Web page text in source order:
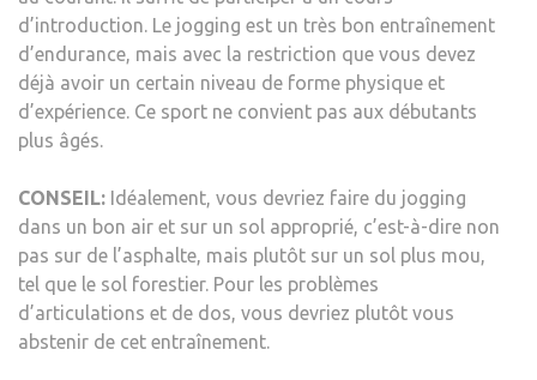
d’introduction. Le jogging est un très bon entraînement
d’endurance, mais avec la restriction que vous devez
déjà avoir un certain niveau de forme physique et
d’expérience. Ce sport ne convient pas aux débutants
plus âgés.
CONSEIL: Idéalement, vous devriez faire du jogging
dans un bon air et sur un sol approprié, c’est-à-dire non
pas sur de l’asphalte, mais plutôt sur un sol plus mou,
tel que le sol forestier. Pour les problèmes
d’articulations et de dos, vous devriez plutôt vous
abstenir de cet entraînement.